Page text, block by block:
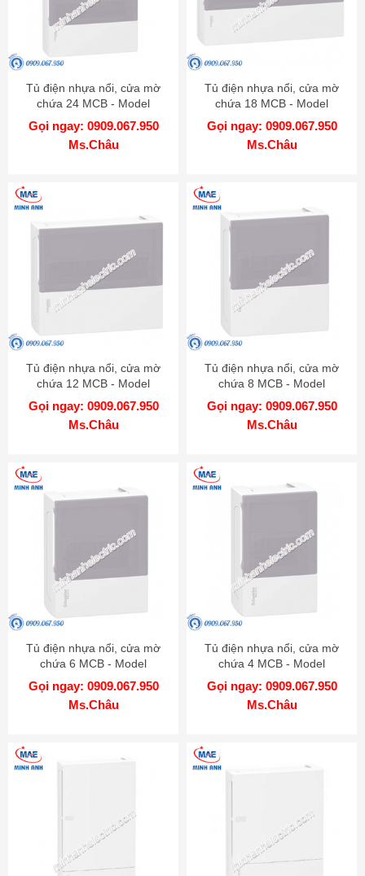
Tủ điện nhựa nổi, cửa mờ
chứa 24 MCB - Model
MIP12212T
Gọi ngay: 0909.067.950
Ms.Châu
Tủ điện nhựa nổi, cửa mờ
chứa 18 MCB - Model
MIP12118T
Gọi ngay: 0909.067.950
Ms.Châu
Tủ điện nhựa nổi, cửa mờ
chứa 12 MCB - Model
MIP12112T
Gọi ngay: 0909.067.950
Ms.Châu
Tủ điện nhựa nổi, cửa mờ
chứa 8 MCB - Model
MIP12108T
Gọi ngay: 0909.067.950
Ms.Châu
Tủ điện nhựa nổi, cửa mờ
chứa 6 MCB - Model
MIP12106T
Gọi ngay: 0909.067.950
Ms.Châu
Tủ điện nhựa nổi, cửa mờ
chứa 4 MCB - Model
MIP12104T
Gọi ngay: 0909.067.950
Ms.Châu